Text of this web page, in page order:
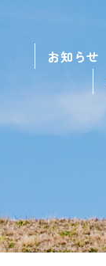
お知らせ